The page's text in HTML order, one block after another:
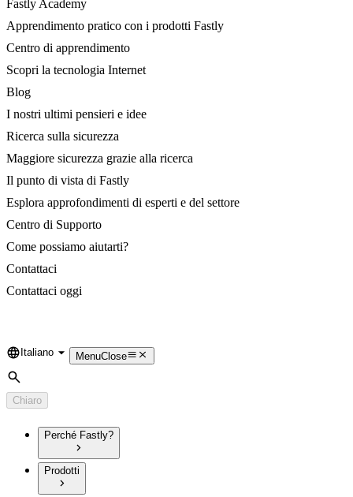
Fastly Academy
Apprendimento pratico con i prodotti Fastly
Centro di apprendimento
Scopri la tecnologia Internet
Blog
I nostri ultimi pensieri e idee
Ricerca sulla sicurezza
Maggiore sicurezza grazie alla ricerca
Il punto di vista di Fastly
Esplora approfondimenti di esperti e del settore
Centro di Supporto
Come possiamo aiutarti?
Contattaci
Contattaci oggi
Language
Italiano MenuClose
Cerca
Chiaro
Perché Fastly?
Prodotti